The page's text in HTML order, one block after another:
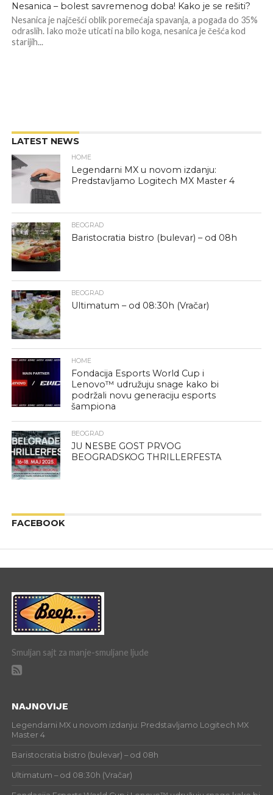
Nesanica – bolest savremenog doba! Kako je se rešiti?
Nesanica je najčešći oblik poremećaja spavanja, a pogađa do 35%
odraslih. Iako može uticati na bilo koga, nesanica je češća kod
starijih...
LATEST NEWS
HOME
Legendarni MX u novom izdanju:
Predstavljamo Logitech MX Master 4
BEOGRAD
Baristocratia bistro (bulevar) – od 08h
BEOGRAD
Ultimatum – od 08:30h (Vračar)
HOME
Fondacija Esports World Cup i
Lenovo™ udružuju snage kako bi
podržali novu generaciju esports
šampiona
BEOGRAD
JU NESBE GOST PRVOG
BEOGRADSKOG THRILLERFESTA
FACEBOOK
Smuljan sajt za manje-smuljane ljude
NAJNOVIJE
Legendarni MX u novom izdanju: Predstavljamo Logitech MX
Master 4
Baristocratia bistro (bulevar) – od 08h
Ultimatum – od 08:30h (Vračar)